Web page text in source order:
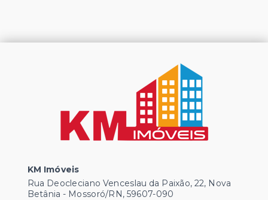
KM Imóveis
Rua Deocleciano Venceslau da Paixão, 22, Nova
Betânia - Mossoró/RN, 59607-090